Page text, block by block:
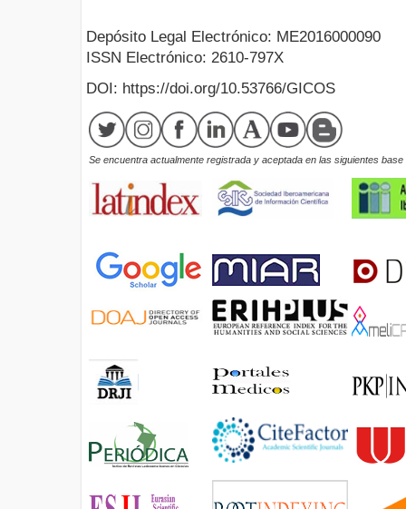
Depósito Legal Electrónico: ME2016000090
ISSN Electrónico: 2610-797X
DOI: https://doi.org/10.53766/GICOS
Se encuentra actualmente registrada y aceptada en las siguientes